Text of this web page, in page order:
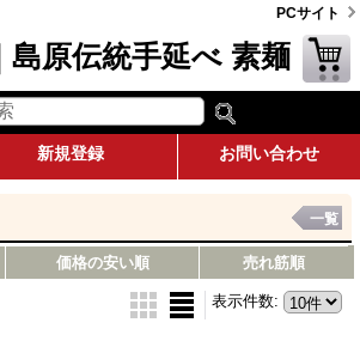
PCサイト
島原伝統手延べ 素麺
新規登録 お問い合わせ
一覧
価格の安い順 売れ筋順
表示件数: